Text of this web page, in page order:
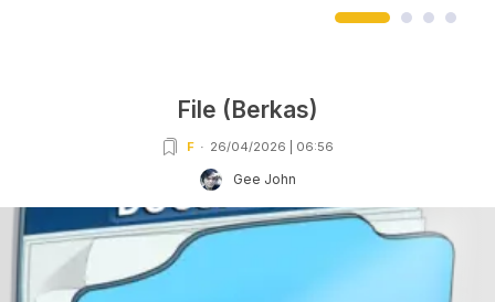
File (Berkas)
F 26/04/2026 | 06:56
Gee John